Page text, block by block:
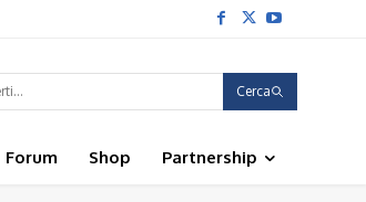
Cerca
Forum Shop Partnership